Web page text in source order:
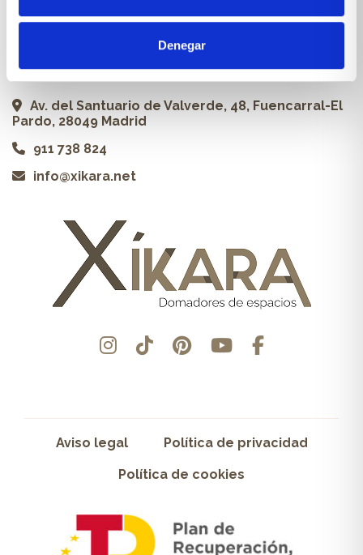
Denegar
Contacto
Xikara | Tienda de muebles
Av. del Santuario de Valverde, 48, Fuencarral-El
Pardo, 28049 Madrid
911 738 824
info@xikara.net
Aviso legal Política de privacidad
Política de cookies